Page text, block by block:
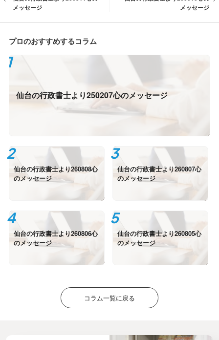
メッセージ
メッセージ
プロのおすすめするコラム
仙台の行政書士より250207心のメッセージ
仙台の行政書士より260808心
のメッセージ
仙台の行政書士より260807心
のメッセージ
仙台の行政書士より260806心
のメッセージ
仙台の行政書士より260805心
のメッセージ
コラム一覧に戻る